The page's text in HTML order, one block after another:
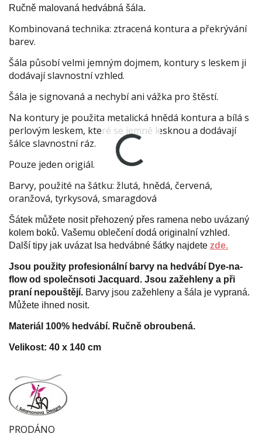
Ručně malovaná hedvábná šála.
Kombinovaná technika: ztracená kontura a překrývání
barev.
Šála působí velmi jemným dojmem, kontury s leskem ji
dodávají slavnostní vzhled.
Šála je signovaná a nechybí ani vážka pro štěstí.
Na kontury je použita metalická hnědá kontura a bílá s
perlovým leskem, které se jemně lesknou a dodávají
šálce slavnostní ráz.
Pouze jeden origiál.
Barvy, použité na šátku: žlutá, hnědá, červená,
oranžová, tyrkysová, smaragdová
Šátek můžete nosit přehozený přes ramena nebo uvázaný
kolem boků. Vašemu oblečení dodá originalní vzhled.
Další tipy jak uvázat Isa hedvábné šátky najdete zde.
Jsou použity profesionální barvy na hedvábí Dye-na-
flow od společnsoti Jacquard. Jsou zažehleny a při
praní nepouštějí. Barvy jsou zažehleny a šála je vypraná.
Můžete ihned nosit.
Materiál 100% hedvábí. Ručně obroubená.
Velikost: 40 x 140 cm
PRODÁNO